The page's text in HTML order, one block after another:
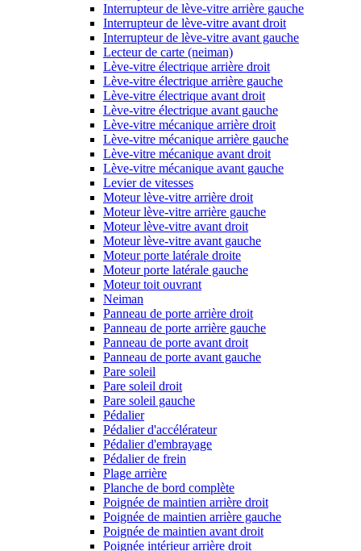
Interrupteur de lève-vitre arrière gauche
Interrupteur de lève-vitre avant droit
Interrupteur de lève-vitre avant gauche
Lecteur de carte (neiman)
Lève-vitre électrique arrière droit
Lève-vitre électrique arrière gauche
Lève-vitre électrique avant droit
Lève-vitre électrique avant gauche
Lève-vitre mécanique arrière droit
Lève-vitre mécanique arrière gauche
Lève-vitre mécanique avant droit
Lève-vitre mécanique avant gauche
Levier de vitesses
Moteur lève-vitre arrière droit
Moteur lève-vitre arrière gauche
Moteur lève-vitre avant droit
Moteur lève-vitre avant gauche
Moteur porte latérale droite
Moteur porte latérale gauche
Moteur toit ouvrant
Neiman
Panneau de porte arrière droit
Panneau de porte arrière gauche
Panneau de porte avant droit
Panneau de porte avant gauche
Pare soleil
Pare soleil droit
Pare soleil gauche
Pédalier
Pédalier d'accélérateur
Pédalier d'embrayage
Pédalier de frein
Plage arrière
Planche de bord complète
Poignée de maintien arrière droit
Poignée de maintien arrière gauche
Poignée de maintien avant droit
Poignée intérieur arrière droit